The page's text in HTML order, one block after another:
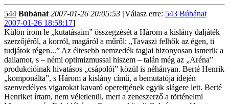
544 Búbánat 2007-01-26 20:05:53 [Válasz erre: 543 Búbánat
2007-01-26 18:58:17]
Külön írom le „kutatásaim” összegzését a Három a kislány daljáték
szerzőjéről, a korról, magáról a műről: „Tavaszi felhők az égen, ti
tudjátok régen...” Az éltesebb nemzedék tagjai bizonyosan ismerik a
dallamot, s – némi optimizmussal hiszem – talán még az „Aréna”
produkcióinak hivatásos „csápolói” közül is néhányan. Berté Henrik
„komponálta”, s Három a kislány című, a bemutatója idején
szenvedélyes vigarokat kavaró operettjének egyik slágere lett. Berté
Henriket írtam, nem véletlenül, mert a zeneszerző a történelmi